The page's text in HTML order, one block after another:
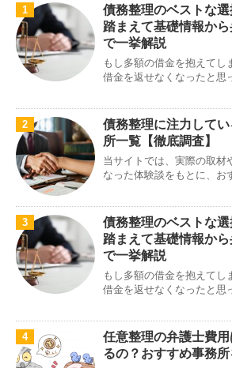
1
債務整理のベストな
踏まえて基礎情報か
で一挙解説
もし多額の借金を抱えてし
借金を返せなくなったと思
2
債務整理に注力して
所一覧【徹底調査】
当サイトでは、実際の取材
なった体験談をもとに、お
3
債務整理のベストな
踏まえて基礎情報か
で一挙解説
もし多額の借金を抱えてし
借金を返せなくなったと思
4
任意整理の弁護士費
るの？おすすめ事務